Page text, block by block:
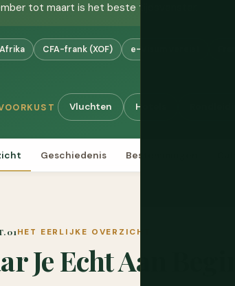
tot maart is het beste tijdsvenster.
CFA-frank (XOF) e-Visum vereist
Vluchten Hotels
Geschiedenis Bestemmingen
01HET EERLIJKE OVERZICHT
Je Echt Aan Begint